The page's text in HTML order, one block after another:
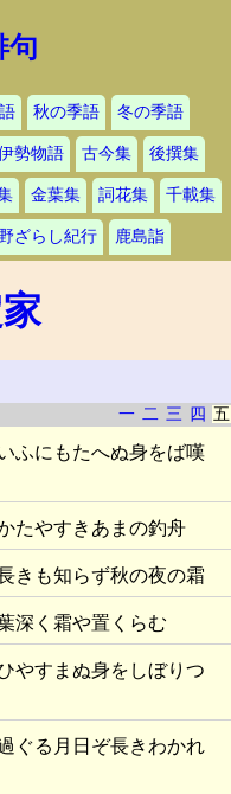
句
秋の季語 冬の季語
勢物語 古今集 後撰集
金葉集 詞花集 千載集
ざらし紀行 鹿島詣
一 二 三 四 五
ふにもたへぬ身をば嘆
たやすきあまの釣舟
きも知らず秋の夜の霜
深く霜や置くらむ
やすまぬ身をしぼりつ
ぐる月日ぞ長きわかれ